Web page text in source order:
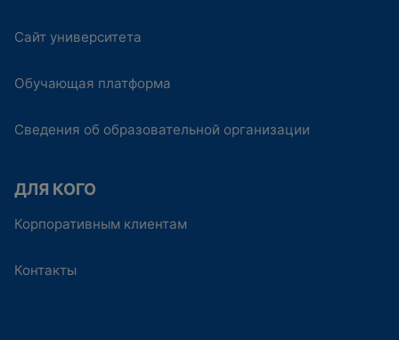
Сайт университета
Обучающая платформа
Сведения об образовательной организации
ДЛЯ КОГО
Корпоративным клиентам
Контакты